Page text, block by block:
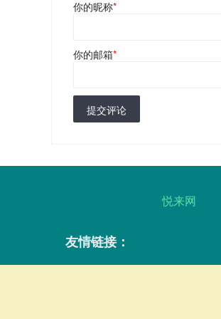
你的昵称*
你的邮箱*
提交评论
悦来网
友情链接：